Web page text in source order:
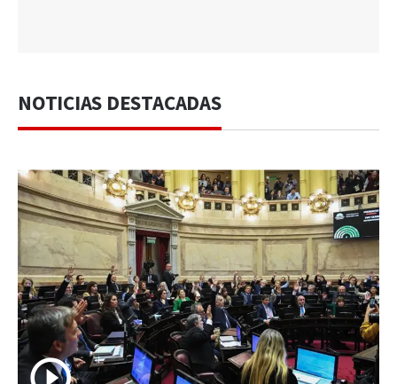
NOTICIAS DESTACADAS